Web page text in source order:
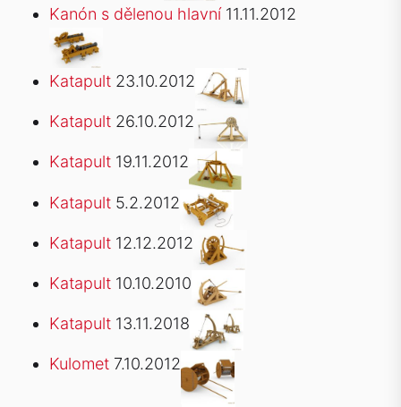
Kanón s dělenou hlavní11.11.2012
Katapult 23.10.2012
Katapult 26.10.2012
Katapult 19.11.2012
Katapult 5.2.2012
Katapult 12.12.2012
Katapult 10.10.2010
Katapult 13.11.2018
Kulomet 7.10.2012